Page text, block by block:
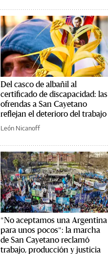
Del casco de albañil al
certificado de discapacidad: las
ofrendas a San Cayetano
reflejan el deterioro del trabajo
León Nicanoff
"No aceptamos una Argentina
para unos pocos": la marcha
de San Cayetano reclamó
trabajo, producción y justicia